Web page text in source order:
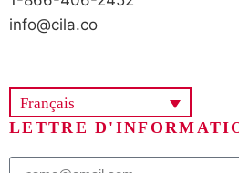
info@cila.co
Français
LETTRE